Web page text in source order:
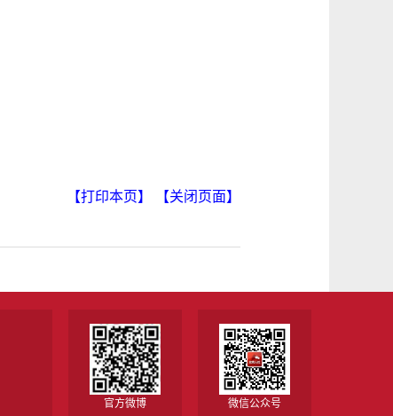
【打印本页】 【关闭页面】
微信公众号
官方微博